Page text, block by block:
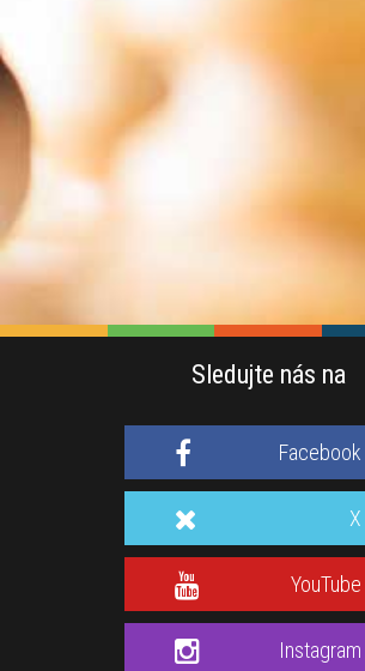
Sledujte nás na
Facebook
X
YouTube
Instagram